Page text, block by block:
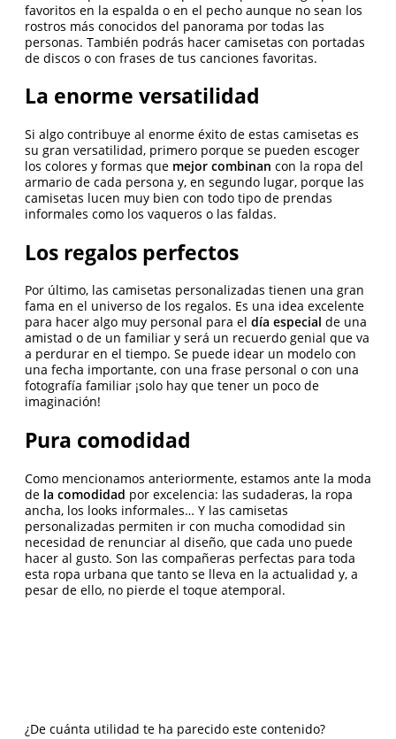
favoritos en la espalda o en el pecho aunque no sean los
rostros más conocidos del panorama por todas las
personas. También podrás hacer camisetas con portadas
de discos o con frases de tus canciones favoritas.
La enorme versatilidad
Si algo contribuye al enorme éxito de estas camisetas es
su gran versatilidad, primero porque se pueden escoger
los colores y formas que mejor combinan con la ropa del
armario de cada persona y, en segundo lugar, porque las
camisetas lucen muy bien con todo tipo de prendas
informales como los vaqueros o las faldas.
Los regalos perfectos
Por último, las camisetas personalizadas tienen una gran
fama en el universo de los regalos. Es una idea excelente
para hacer algo muy personal para el día especial de una
amistad o de un familiar y será un recuerdo genial que va
a perdurar en el tiempo. Se puede idear un modelo con
una fecha importante, con una frase personal o con una
fotografía familiar ¡solo hay que tener un poco de
imaginación!
Pura comodidad
Como mencionamos anteriormente, estamos ante la moda
de la comodidad por excelencia: las sudaderas, la ropa
ancha, los looks informales… Y las camisetas
personalizadas permiten ir con mucha comodidad sin
necesidad de renunciar al diseño, que cada uno puede
hacer al gusto. Son las compañeras perfectas para toda
esta ropa urbana que tanto se lleva en la actualidad y, a
pesar de ello, no pierde el toque atemporal.
¿De cuánta utilidad te ha parecido este contenido?